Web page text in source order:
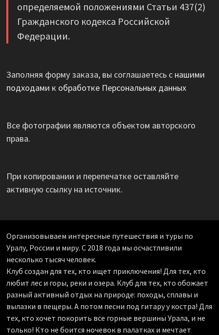
определяемой положениями Статьи 437(2)
Гражданского кодекса Российской
Федерации.
Заполняя форму заказа, вы соглашаетесь с нашими
подходами к обработке Персональных данных
Все фотографии являются объектом авторского
права.
При копировании и перепечатке оставляйте
активную ссылку на источник.
Организовываем интересные путешествия и туры по
Уралу, России и миру. С 2018 года мы осчастливили
несколько тысяч человек.
Клуб создан для тех, кто ищет приключения! Для тех, кто
любит лес и горы, реки и озера. Клуб для тех, кто обожает
разный активный отдых на природе: походы, сплавы и
вылазки в пещеры. А потом песни под гитару у костра! Для
тех, кто хочет покорить все горные вершины Урала, и не
только! Кто не боится ночевок в палатках и мечтает